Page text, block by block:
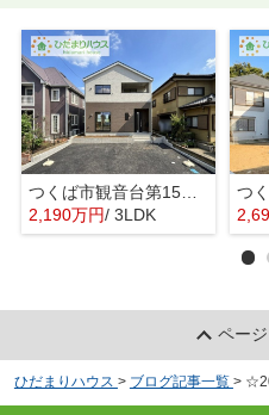
つくば市観音台第15 新築戸建
2,190万円/ 3LDK
ペー
ひだまりハウス > ブログ記事一覧 >